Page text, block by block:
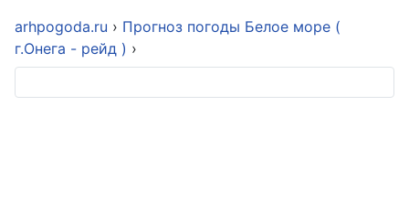
arhpogoda.ru › Прогноз погоды Белое море (
г.Онега - рейд ) ›